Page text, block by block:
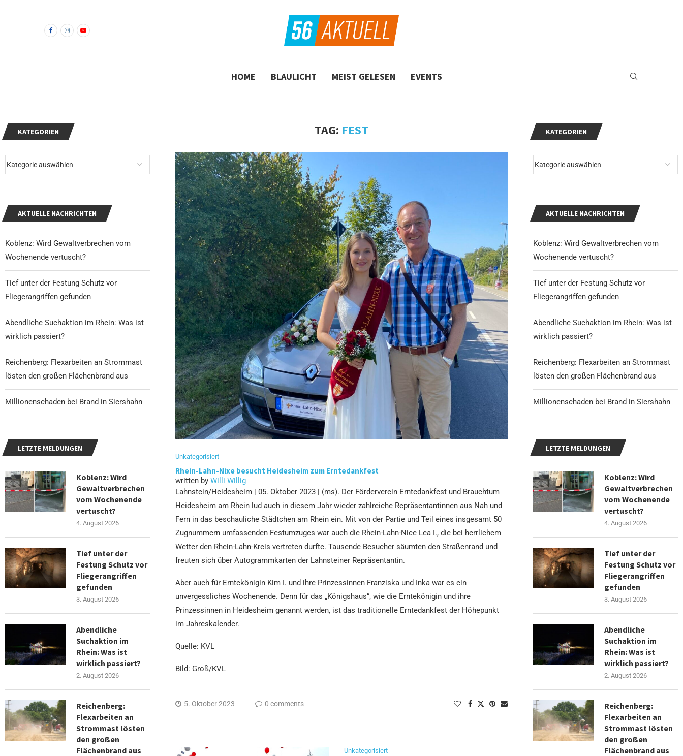
HOME BLAULICHT MEIST GELESEN EVENTS
TAG: FEST
Unkategorisiert
Rhein-Lahn-Nixe besucht Heidesheim zum Erntedankfest
written by Willi Willig
Lahnstein/Heidesheim | 05. Oktober 2023 | (ms). Der Förderverein Erntedankfest und Brauchtum
Heidesheim am Rhein lud auch in diesem Jahr wieder zahlreiche Repräsentantinnen aus Nah und
Fern in das beschauliche Städtchen am Rhein ein. Mit von der Partie und Teil eines insgesamt 50
Zugnummern umfassenden Festumzuges war auch die Rhein-Lahn-Nice Lea I., die bei herrlichem
Wetter den Rhein-Lahn-Kreis vertreten durfte. Tausende Besucher säumten den Straßenrand und
freuten sich über Autogrammkarten der Lahnsteiner Repräsentantin.
Aber auch für Erntekönigin Kim I. und ihre Prinzessinnen Franziska und Inka war es ein
unvergessliches Wochenende. Denn für das „Königshaus“, wie die Erntekönigin und ihre
Prinzessinnen in Heidesheim genannt werden, ist das traditionelle Erntedankfest der Höhepunkt
im Jahreskalender.
Quelle: KVL
Bild: Groß/KVL
5. Oktober 2023 0 comments
Unkategorisiert
KATEGORIEN
AKTUELLE NACHRICHTEN
Koblenz: Wird Gewaltverbrechen vom
Wochenende vertuscht?
Tief unter der Festung Schutz vor
Fliegerangriffen gefunden
Abendliche Suchaktion im Rhein: Was ist
wirklich passiert?
Reichenberg: Flexarbeiten an Strommast
lösten den großen Flächenbrand aus
Millionenschaden bei Brand in Siershahn
LETZTE MELDUNGEN
Koblenz: Wird
Gewaltverbrechen
vom Wochenende
vertuscht?
4. August 2026
Tief unter der
Festung Schutz vor
Fliegerangriffen
gefunden
3. August 2026
Abendliche
Suchaktion im
Rhein: Was ist
wirklich passiert?
2. August 2026
Reichenberg:
Flexarbeiten an
Strommast lösten
den großen
Flächenbrand aus
KATEGORIEN
AKTUELLE NACHRICHTEN
Koblenz: Wird Gewaltverbrechen vom
Wochenende vertuscht?
Tief unter der Festung Schutz vor
Fliegerangriffen gefunden
Abendliche Suchaktion im Rhein: Was ist
wirklich passiert?
Reichenberg: Flexarbeiten an Strommast
lösten den großen Flächenbrand aus
Millionenschaden bei Brand in Siershahn
LETZTE MELDUNGEN
Koblenz: Wird
Gewaltverbrechen
vom Wochenende
vertuscht?
4. August 2026
Tief unter der
Festung Schutz vor
Fliegerangriffen
gefunden
3. August 2026
Abendliche
Suchaktion im
Rhein: Was ist
wirklich passiert?
2. August 2026
Reichenberg:
Flexarbeiten an
Strommast lösten
den großen
Flächenbrand aus